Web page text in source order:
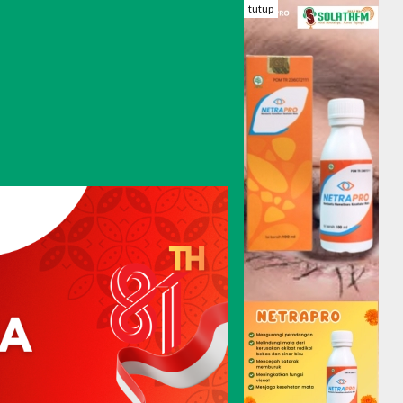
tutup